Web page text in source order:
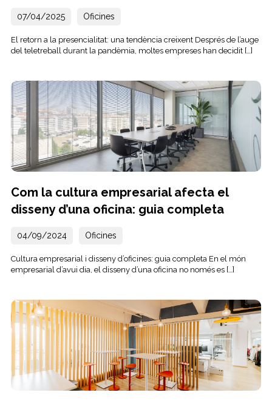
07/04/2025 Oficines
El retorn a la presencialitat: una tendència creixent Després de l’auge
del teletreball durant la pandèmia, moltes empreses han decidit […]
Com la cultura empresarial afecta el
disseny d’una oficina: guia completa
04/09/2024 Oficines
Cultura empresarial i disseny d’oficines: guia completa En el món
empresarial d’avui dia, el disseny d’una oficina no només es […]